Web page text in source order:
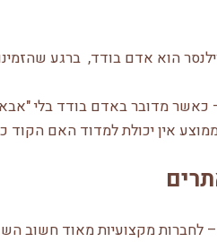
הוא אדם בודד, ברגע
כאשר מדובר באדם בודד בלי
אין יכולת למדוד האם הקוד
לחברות מקצועיות מאוד חשוב